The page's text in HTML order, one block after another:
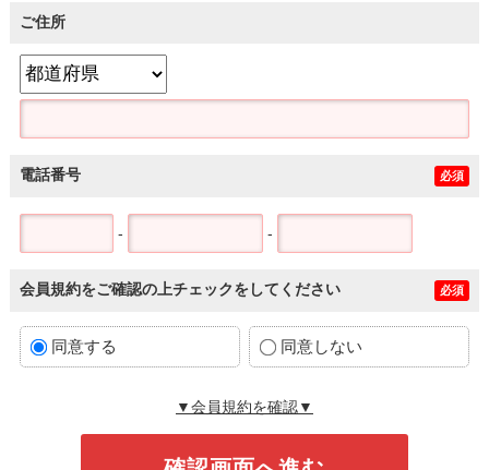
ご住所
電話番号 必須
- -
会員規約をご確認の上チェックをしてください 必須
同意する 同意しない
▼会員規約を確認▼